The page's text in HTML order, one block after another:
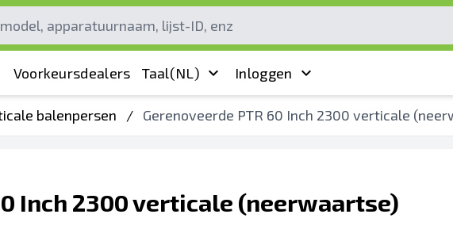
Voorkeursdealers Taal(NL) Inloggen
balenpersen / Gerenoveerde PTR 60 Inch 2300 verticale
Inch 2300 verticale (neerwaartse)